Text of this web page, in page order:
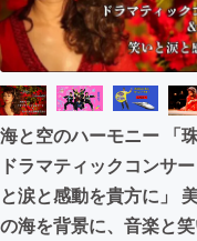
ビジネス・
まちづくり
CAMPFIRE for
CAMPFIREふ
海と空のハーモニー 「
ドラマティックコンサ
と涙と感動を貴方に」
の海を背景に、音楽と